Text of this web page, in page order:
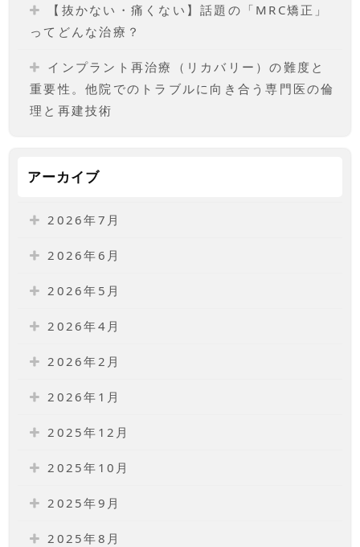
【抜かない・痛くない】話題の「MRC矯正」
ってどんな治療？
インプラント再治療（リカバリー）の難度と
重要性。他院でのトラブルに向き合う専門医の倫
理と再建技術
アーカイブ
2026年7月
2026年6月
2026年5月
2026年4月
2026年2月
2026年1月
2025年12月
2025年10月
2025年9月
2025年8月